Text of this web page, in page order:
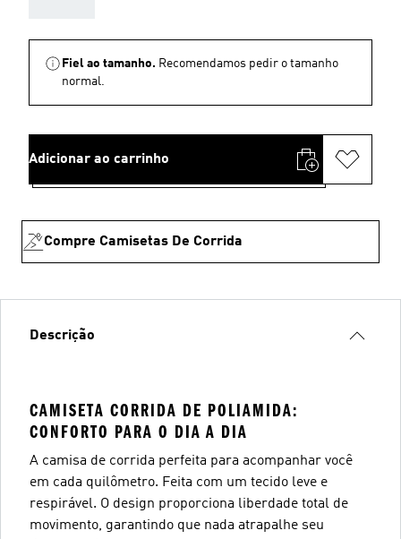
Fiel ao tamanho. Recomendamos pedir o tamanho
normal.
Adicionar ao carrinho
Compre Camisetas De Corrida
Descrição
CAMISETA CORRIDA DE POLIAMIDA:
CONFORTO PARA O DIA A DIA
A camisa de corrida perfeita para acompanhar você
em cada quilômetro. Feita com um tecido leve e
respirável. O design proporciona liberdade total de
movimento, garantindo que nada atrapalhe seu